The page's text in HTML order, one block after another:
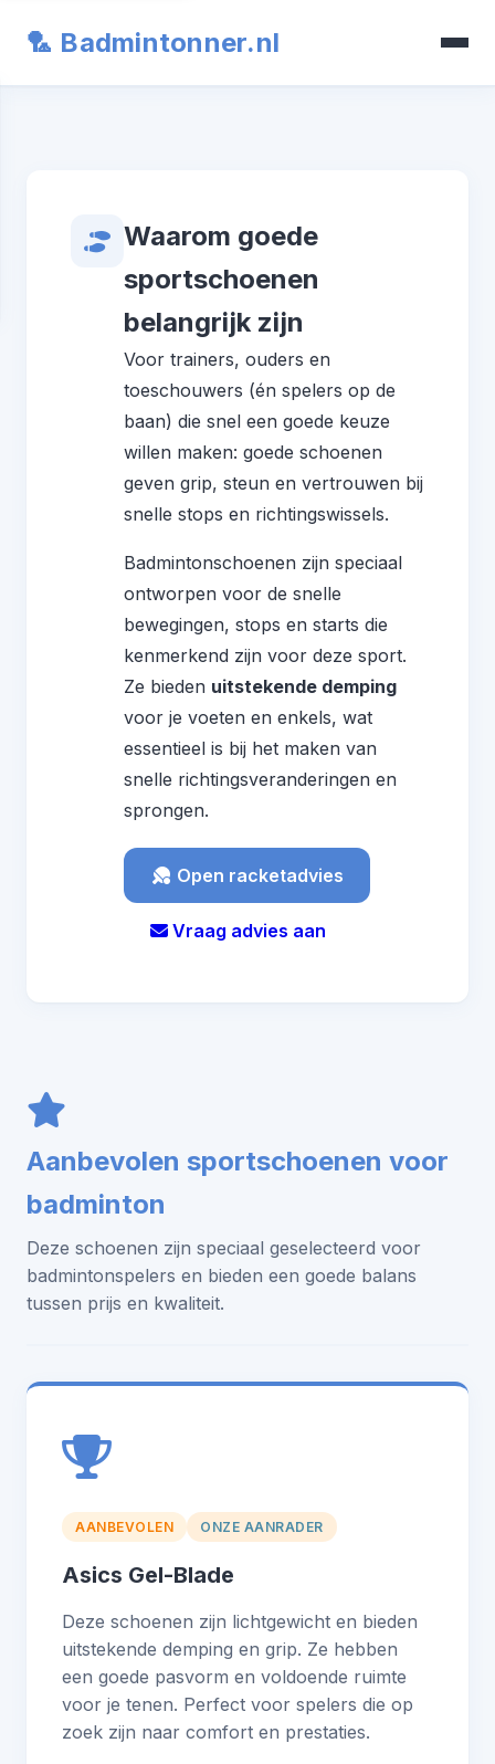
🏸 Badmintonner.nl
Waarom goede
sportschoenen
belangrijk zijn
Voor trainers, ouders en
toeschouwers (én spelers op de
baan) die snel een goede keuze
willen maken: goede schoenen
geven grip, steun en vertrouwen bij
snelle stops en richtingswissels.
Badmintonschoenen zijn speciaal
ontworpen voor de snelle
bewegingen, stops en starts die
kenmerkend zijn voor deze sport.
Ze bieden uitstekende demping
voor je voeten en enkels, wat
essentieel is bij het maken van
snelle richtingsveranderingen en
sprongen.
Open racketadvies
Vraag advies aan
Aanbevolen sportschoenen voor
badminton
Deze schoenen zijn speciaal geselecteerd voor
badmintonspelers en bieden een goede balans
tussen prijs en kwaliteit.
AANBEVOLEN ONZE AANRADER
Asics Gel-Blade
Deze schoenen zijn lichtgewicht en bieden
uitstekende demping en grip. Ze hebben
een goede pasvorm en voldoende ruimte
voor je tenen. Perfect voor spelers die op
zoek zijn naar comfort en prestaties.